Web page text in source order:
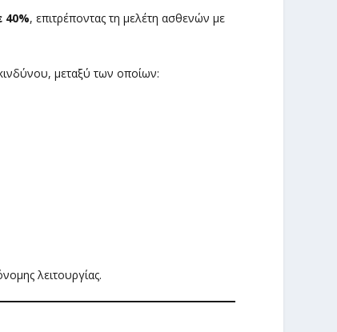
40%, επιτρέποντας τη μελέτη ασθενών με
μεταξύ των οποίων:
λειτουργίας.